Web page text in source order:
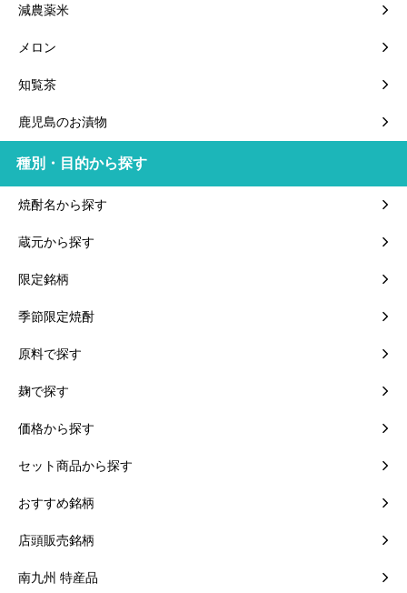
減農薬米
メロン
知覧茶
鹿児島のお漬物
種別・目的から探す
焼酎名から探す
蔵元から探す
限定銘柄
季節限定焼酎
原料で探す
麹で探す
価格から探す
セット商品から探す
おすすめ銘柄
店頭販売銘柄
南九州 特産品